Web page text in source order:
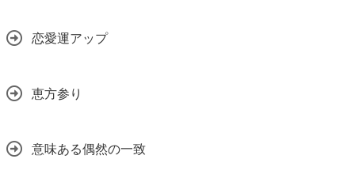
恋愛運アップ
恵方参り
意味ある偶然の一致